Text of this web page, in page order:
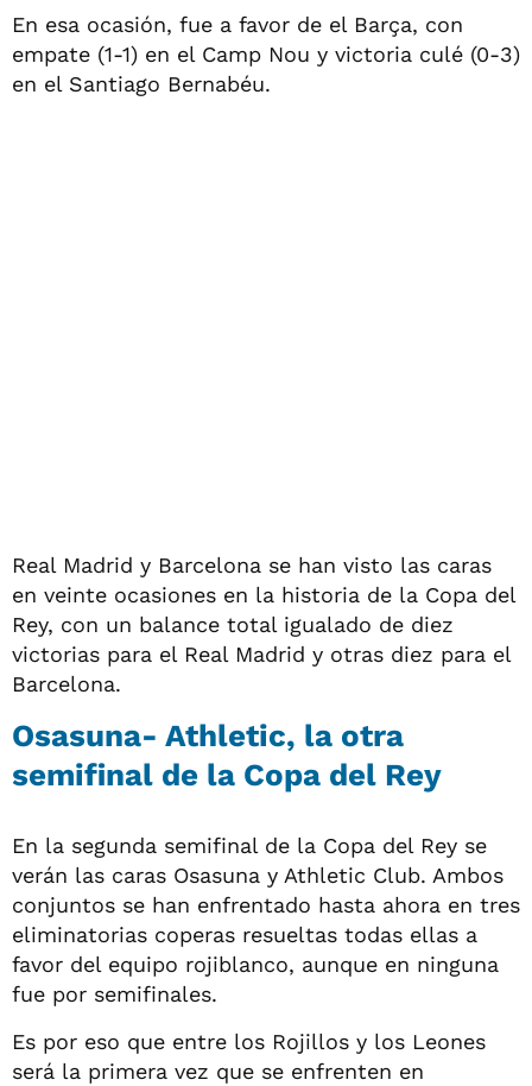
En esa ocasión, fue a favor de el Barça, con
empate (1-1) en el Camp Nou y victoria culé (0-3)
en el Santiago Bernabéu.
Real Madrid y Barcelona se han visto las caras
en veinte ocasiones en la historia de la Copa del
Rey, con un balance total igualado de diez
victorias para el Real Madrid y otras diez para el
Barcelona.
Osasuna- Athletic, la otra
semifinal de la Copa del Rey
En la segunda semifinal de la Copa del Rey se
verán las caras Osasuna y Athletic Club. Ambos
conjuntos se han enfrentado hasta ahora en tres
eliminatorias coperas resueltas todas ellas a
favor del equipo rojiblanco, aunque en ninguna
fue por semifinales.
Es por eso que entre los Rojillos y los Leones
será la primera vez que se enfrenten en